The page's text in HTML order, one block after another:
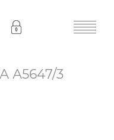
А5647/3